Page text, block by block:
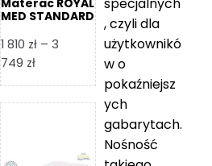
Materac ROYAL
MED STANDARD
1 810 zł – 3
749 złZakres
od
specjalnych
, czyli dla
użytkownikó
w o
pokaźniejsz
ych
gabarytach.
Nośność